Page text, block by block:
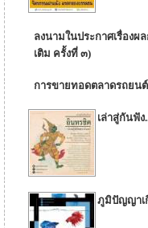
ลงนามในประกาศเรื่อง
เติม ครั้งที่ ๓)
การขายทอดตลาดรถยน
เล่าสู่กันฟั
ภูมิปัญญาเ